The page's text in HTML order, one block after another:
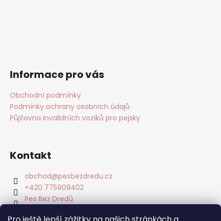
Informace pro vás
Obchodní podmínky
Podmínky ochrany osobních údajů
Půjčovna invalidních vozíků pro pejsky
Kontakt
obchod@pesbezdredu.cz
+420 775909402
Pes Bez Dredů